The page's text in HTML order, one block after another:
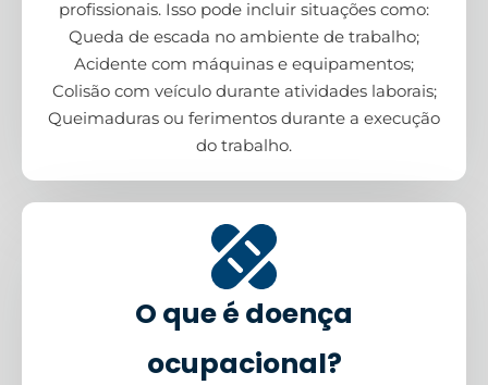
profissionais. Isso pode incluir situações como:
Queda de escada no ambiente de trabalho;
Acidente com máquinas e equipamentos;
Colisão com veículo durante atividades laborais;
Queimaduras ou ferimentos durante a execução
do trabalho.
O que é doença
ocupacional?